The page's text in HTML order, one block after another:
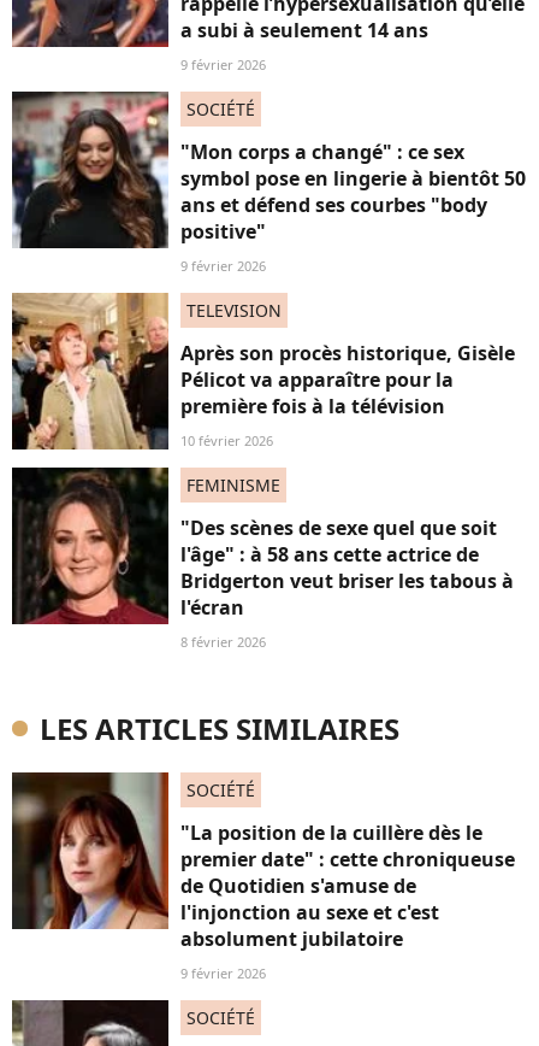
a subi à seulement 14 ans
9 février 2026
SOCIÉTÉ
"Mon corps a changé" : ce sex
symbol pose en lingerie à bientôt 50
ans et défend ses courbes "body
positive"
9 février 2026
TELEVISION
Après son procès historique, Gisèle
Pélicot va apparaître pour la
première fois à la télévision
10 février 2026
FEMINISME
"Des scènes de sexe quel que soit
l'âge" : à 58 ans cette actrice de
Bridgerton veut briser les tabous à
l'écran
8 février 2026
LES ARTICLES SIMILAIRES
SOCIÉTÉ
"La position de la cuillère dès le
premier date" : cette chroniqueuse
de Quotidien s'amuse de
l'injonction au sexe et c'est
absolument jubilatoire
9 février 2026
SOCIÉTÉ